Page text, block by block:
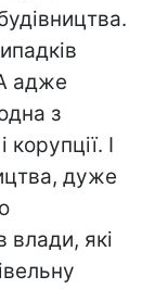
адже
з
І
дуже
влади, які